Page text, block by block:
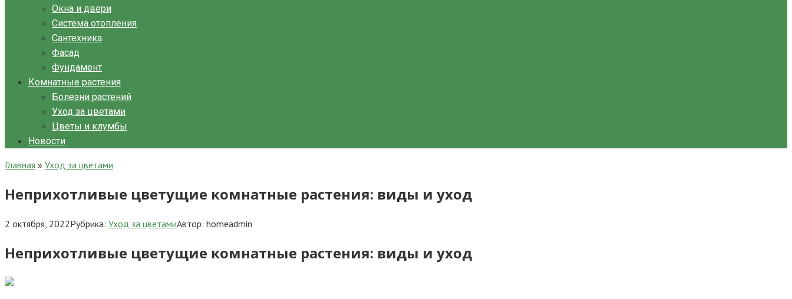
Окна и двери
Система отопления
Сантехника
Фасад
Фундамент
Комнатные растения
Болезни растений
Уход за цветами
Цветы и клумбы
Новости
Главная » Уход за цветами
Неприхотливые цветущие комнатные растения: виды и уход
2 октября, 2022Рубрика: Уход за цветамиАвтор: homeadmin
Неприхотливые цветущие комнатные растения: виды и уход